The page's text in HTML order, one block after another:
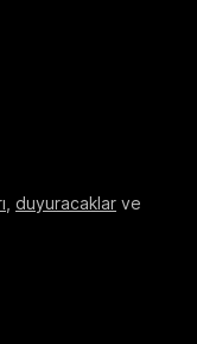
duyuracaklar ve